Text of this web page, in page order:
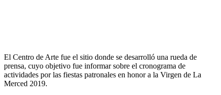
El Centro de Arte fue el sitio donde se desarrolló una rueda de
prensa, cuyo objetivo fue informar sobre el cronograma de
actividades por las fiestas patronales en honor a la Virgen de La
Merced 2019.